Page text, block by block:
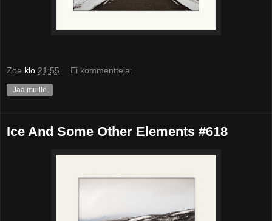
Zoe klo 21:55 Ei kommentteja:
Jaa muille
Ice And Some Other Elements #618